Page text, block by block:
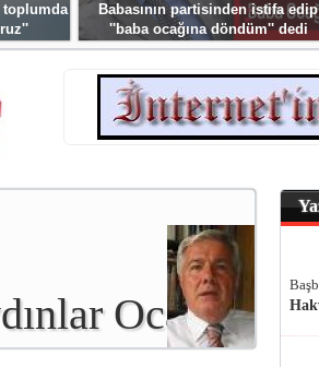
toplumda
Babasının partisinden istifa edip
''baba ocağına döndüm'' dedi
Ocağı